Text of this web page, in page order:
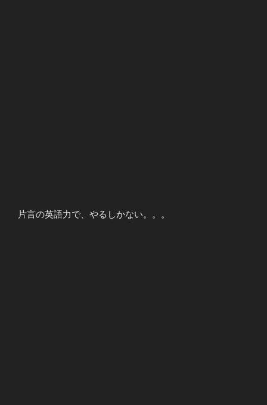
片言の英語力で、やるしかない。。。